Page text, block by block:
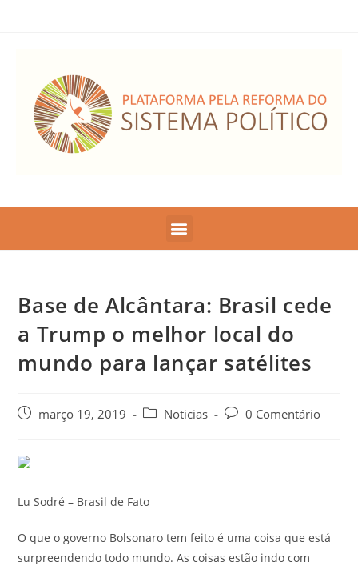
Base de Alcântara: Brasil cede
a Trump o melhor local do
mundo para lançar satélites
março 19, 2019 Noticias 0 Comentário
Lu Sodré – Brasil de Fato
O que o governo Bolsonaro tem feito é uma coisa que está
surpreendendo todo mundo. As coisas estão indo com